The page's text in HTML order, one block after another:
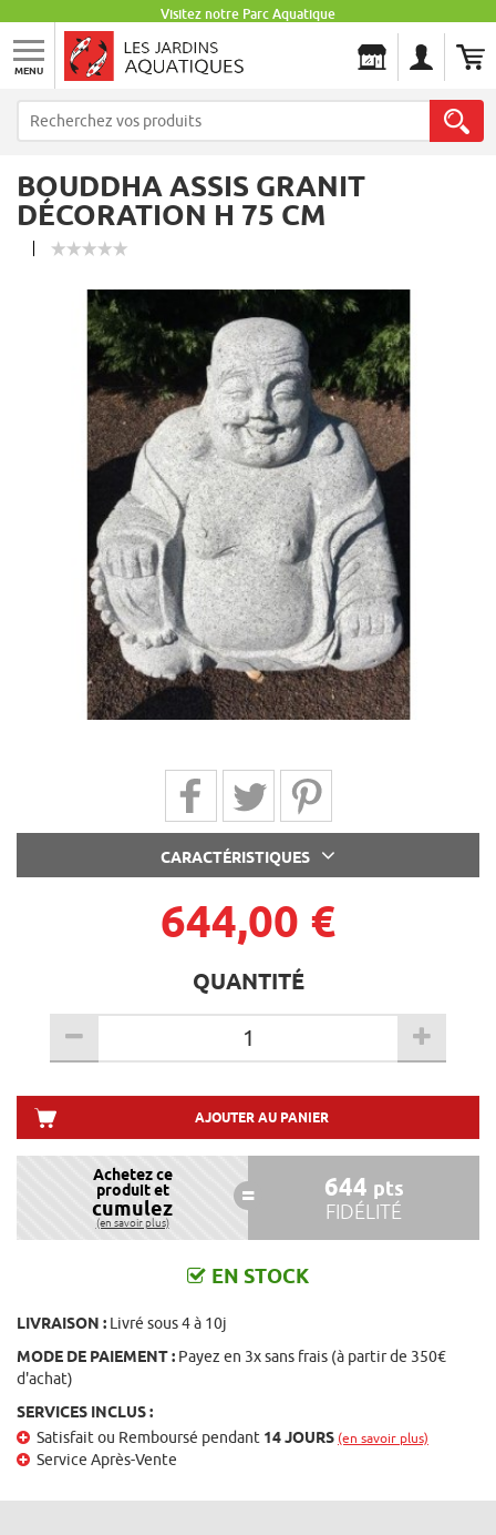
Visitez notre Parc Aquatique
MENU
BOUDDHA ASSIS GRANIT
DÉCORATION H 75 CM
Partager sur Facebook
Partager sur Twitter
Partager sur Pinterest
CARACTÉRISTIQUES
644,00 €
QUANTITÉ
AJOUTER AU PANIER
Achetez ce
produit et
cumulez
(en savoir plus)
644 pts
FIDÉLITÉ
EN STOCK
LIVRAISON : Livré sous 4 à 10j
MODE DE PAIEMENT : Payez en 3x sans frais (à partir de 350€
d'achat)
SERVICES INCLUS :
Satisfait ou Remboursé pendant 14 JOURS (en savoir plus)
Service Après-Vente